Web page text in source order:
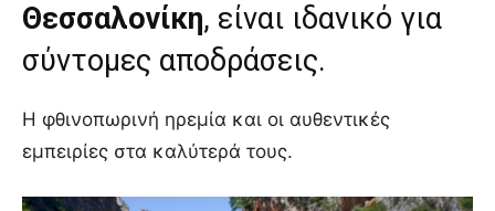
Θεσσαλονίκη, είναι ιδανικό για
σύντομες αποδράσεις.
Η φθινοπωρινή ηρεμία και οι αυθεντικές
εμπειρίες στα καλύτερά τους.